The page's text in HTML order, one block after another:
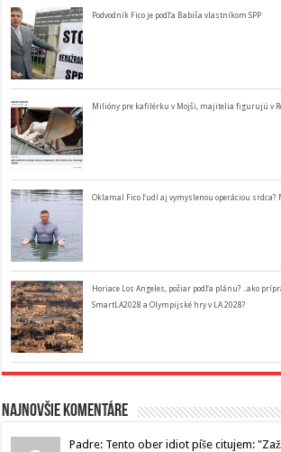
Podvodník Fico je podľa Babiša vlastníkom SPP
Milióny pre kafilérku v Mojši, majitelia figurujú v
Oklamal Fico ľudí aj vymyslenou operáciou
Horiace Los Angeles, požiar podľa plánu? ..ako
SmartLA2028 a Olympijské hry v LA 2028?
Najnovšie komentáre
Padre: Tento ober idiot píše citujem: